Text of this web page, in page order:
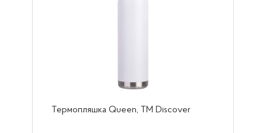
Термопляшка Queen, ТМ Discover